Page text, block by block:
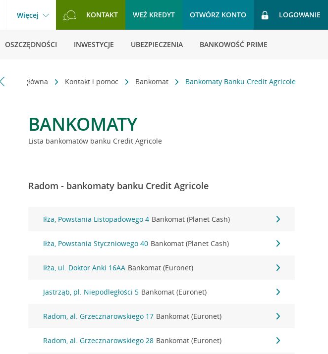
Więcej KONTAKT WEŹ KREDYT OTWÓRZ KONTO LOGOWANIE
OSZCZĘDNOŚCI INWESTYCJE UBEZPIECZENIA BANKOWOŚĆ PRIME
Strona główna Kontakt i pomoc Bankomat Bankomaty Banku Credit Agricole
BANKOMATY
Lista bankomatów banku Credit Agricole
Radom - bankomaty banku Credit Agricole
Iłża, Powstania Listopadowego 4 Bankomat (Planet Cash)
Iłża, Powstania Styczniowego 40 Bankomat (Planet Cash)
Iłża, ul. Doktor Anki 16AA Bankomat (Euronet)
Jastrząb, pl. Niepodległości 5 Bankomat (Euronet)
Radom, al. Grzecznarowskiego 17 Bankomat (Euronet)
Radom, al. Grzecznarowskiego 28 Bankomat (Euronet)